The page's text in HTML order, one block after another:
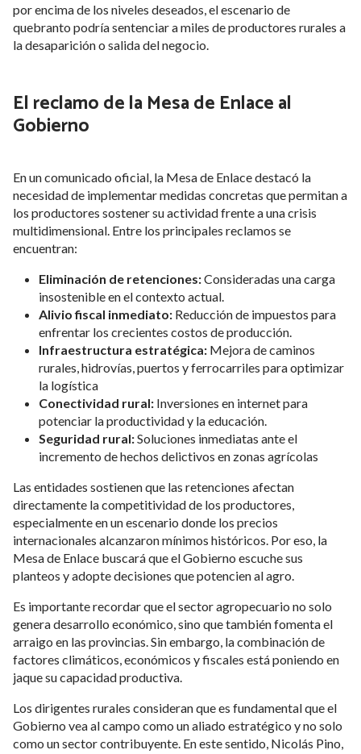
por encima de los niveles deseados, el escenario de
quebranto podría sentenciar a miles de productores rurales a
la desaparición o salida del negocio.
El reclamo de la Mesa de Enlace al
Gobierno
En un comunicado oficial, la Mesa de Enlace destacó la
necesidad de implementar medidas concretas que permitan a
los productores sostener su actividad frente a una crisis
multidimensional. Entre los principales reclamos se
encuentran:
Eliminación de retenciones:Consideradas una carga
insostenible en el contexto actual.
Alivio fiscal inmediato: Reducción de impuestos para
enfrentar los crecientes costos de producción.
Infraestructura estratégica: Mejora de caminos
rurales, hidrovías, puertos y ferrocarriles para optimizar
la logística
Conectividad rural: Inversiones en internet para
potenciar la productividad y la educación.
Seguridad rural:Soluciones inmediatas ante el
incremento de hechos delictivos en zonas agrícolas
Las entidades sostienen que las retenciones afectan
directamente la competitividad de los productores,
especialmente en un escenario donde los precios
internacionales alcanzaron mínimos históricos. Por eso, la
Mesa de Enlace buscará que el Gobierno escuche sus
planteos y adopte decisiones que potencien al agro.
Es importante recordar que el sector agropecuario no solo
genera desarrollo económico, sino que también fomenta el
arraigo en las provincias. Sin embargo, la combinación de
factores climáticos, económicos y fiscales está poniendo en
jaque su capacidad productiva.
Los dirigentes rurales consideran que es fundamental que el
Gobierno vea al campo como un aliado estratégico y no solo
como un sector contribuyente. En este sentido, Nicolás Pino,